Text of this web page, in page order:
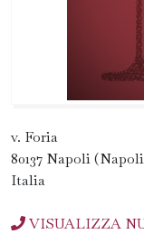
v. Foria
80137 Napoli
Italia
VISUALIZZA